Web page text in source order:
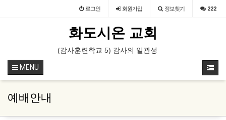
로그인 회원가입 정보찾기 222
화도시온 교회
(감사훈련학교 5) 감사의 일관성을 유지하는 훈련 (영상)
MENU
예배안내